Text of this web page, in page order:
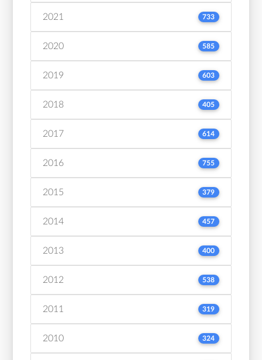
2021 733
2020 585
2019 603
2018 405
2017 614
2016 755
2015 379
2014 457
2013 400
2012 538
2011 319
2010 324